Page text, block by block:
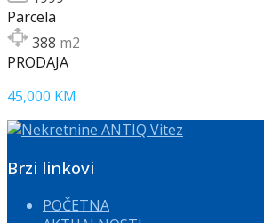
Parcela
388 m2
PRODAJA
45,000 KM
Brzi linkovi
POČETNA